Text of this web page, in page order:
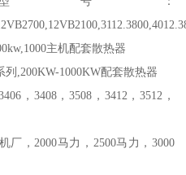
主机配套散热器
,200KW-1000KW配套散热器
，3408，3508，3412，3512，
，2000马力，2500马力，3000